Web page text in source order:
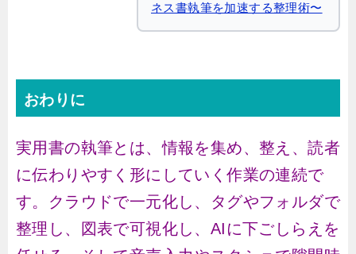
ネス書執筆を加速する整理術〜
おわりに
実用書の執筆とは、情報を集め、整え、読者
に伝わりやすく形にしていく作業の連続で
す。クラウドで一元化し、タグやフォルダで
整理し、図表で可視化し、AIに下ごしらえを